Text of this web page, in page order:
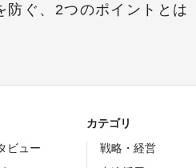
防ぐ、2つのポイントとは
ビュー
カテゴリ
戦略・経営